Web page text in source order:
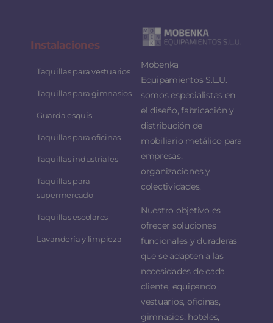
Instalaciones
Taquillas para vestuarios
Taquillas para gimnasios
Guarda esquís
Taquillas para oficinas
Taquillas industriales
Taquillas para
supermercado
Taquillas escolares
Lavandería y limpieza
Mobenka
Equipamientos S.L.U.
somos especialistas en
el diseño, fabricación y
distribución de
mobiliario metálico para
empresas,
organizaciones y
colectividades.
Nuestro objetivo es
ofrecer soluciones
funcionales y duraderas
que se adapten a las
necesidades de cada
cliente, equipando
vestuarios, oficinas,
gimnasios, hoteles,